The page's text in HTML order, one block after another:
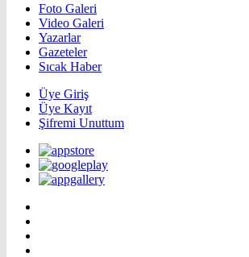
Foto Galeri
Video Galeri
Yazarlar
Gazeteler
Sıcak Haber
Üye Giriş
Üye Kayıt
Şifremi Unuttum